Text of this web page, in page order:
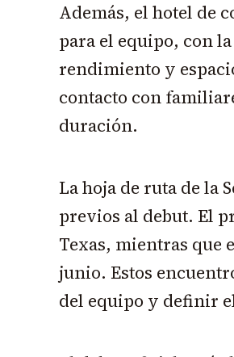
Además, el hotel de
para el equipo, con
rendimiento y
contacto con
duración.
La hoja de ruta de la
previos al debut. El
Texas, mientras que
junio. Estos
del equipo y definir